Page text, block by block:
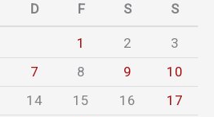
D F S S
1 2
3
7 8 9
10
14 15 16
17